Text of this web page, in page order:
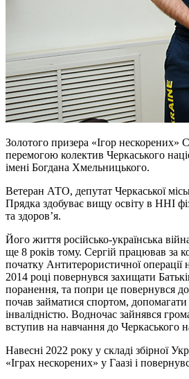
Золотого призера «Ігор нескорених»
перемогою колектив Черкаського
імені Богдана Хмельницького.
Ветеран АТО, депутат Черкаської
Прядка здобуває вищу освіту в ННІ
та здоров’я.
Його життя російсько-українська
ще 8 років тому. Сергій працював за
початку Антитерористичної операції
2014 році повернувся захищати
поранення, та попри це повернувся
почав займатися спортом, допомагати в
інвалідністю. Водночас зайнявся
вступив на навчання до Черкаського
Навесні 2022 року у складі збірної
«Іграх нескорених» у Гаазі і